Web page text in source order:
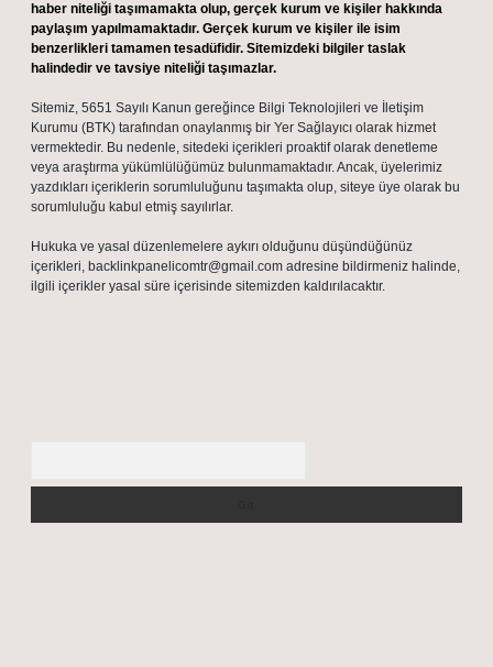
haber niteliği taşımamakta olup, gerçek kurum ve kişiler hakkında
paylaşım yapılmamaktadır. Gerçek kurum ve kişiler ile isim
benzerlikleri tamamen tesadüfidir. Sitemizdeki bilgiler taslak
halindedir ve tavsiye niteliği taşımazlar.
Sitemiz, 5651 Sayılı Kanun gereğince Bilgi Teknolojileri ve İletişim
Kurumu (BTK) tarafından onaylanmış bir Yer Sağlayıcı olarak hizmet
vermektedir. Bu nedenle, sitedeki içerikleri proaktif olarak denetleme
veya araştırma yükümlülüğümüz bulunmamaktadır. Ancak, üyelerimiz
yazdıkları içeriklerin sorumluluğunu taşımakta olup, siteye üye olarak bu
sorumluluğu kabul etmiş sayılırlar.
Hukuka ve yasal düzenlemelere aykırı olduğunu düşündüğünüz
içerikleri, backlinkpanelicomtr@gmail.com adresine bildirmeniz halinde,
ilgili içerikler yasal süre içerisinde sitemizden kaldırılacaktır.